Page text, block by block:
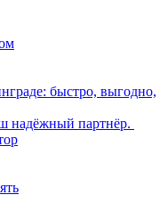
быстро, выгодно,
партнёр.